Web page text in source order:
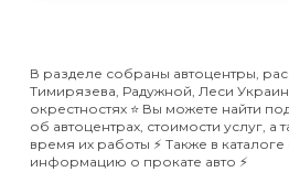
В разделе собраны автоцентры,
Тимирязева, Радужной, Леси
окрестностях ⭐️ Вы можете найти
об автоцентрах, стоимости услуг, а
время их работы ⚡️ Также в
информацию о прокате авто ⚡️